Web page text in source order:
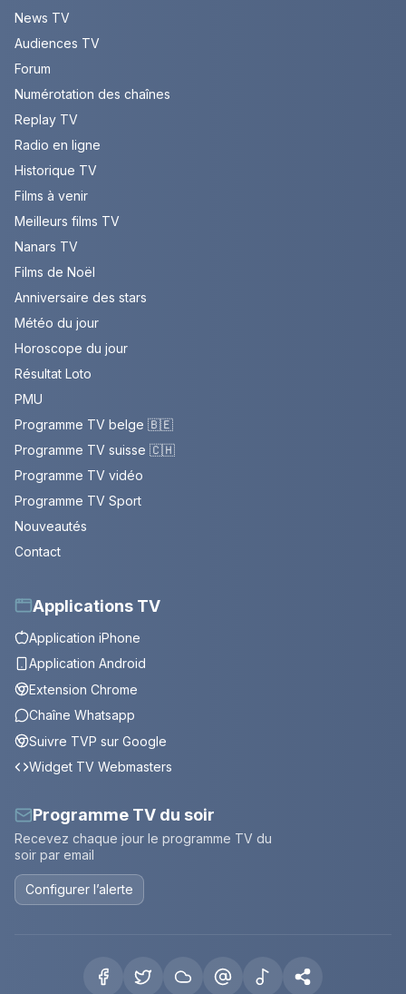
News TV
Audiences TV
Forum
Numérotation des chaînes
Replay TV
Radio en ligne
Historique TV
Films à venir
Meilleurs films TV
Nanars TV
Films de Noël
Anniversaire des stars
Météo du jour
Horoscope du jour
Résultat Loto
PMU
Programme TV belge 🇧🇪
Programme TV suisse 🇨🇭
Programme TV vidéo
Programme TV Sport
Nouveautés
Contact
Applications TV
Application iPhone
Application Android
Extension Chrome
Chaîne Whatsapp
Suivre TVP sur Google
Widget TV Webmasters
Programme TV du soir
Recevez chaque jour le programme TV du
soir par email
Configurer l’alerte